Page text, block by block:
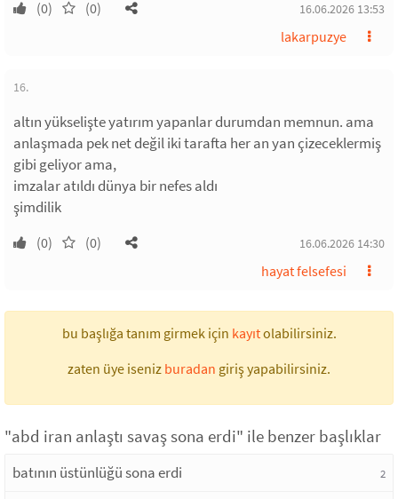
(0) (0) 16.06.2026 13:53
lakarpuzye
16.
altın yükselişte yatırım yapanlar durumdan memnun. ama
anlaşmada pek net değil iki tarafta her an yan çizeceklermiş
gibi geliyor ama,
imzalar atıldı dünya bir nefes aldı
şimdilik
(0) (0) 16.06.2026 14:30
hayat felsefesi
bu başlığa tanım girmek için kayıtolabilirsiniz.
zaten üye iseniz buradan giriş yapabilirsiniz.
"abd iran anlaştı savaş sona erdi" ile benzer başlıklar
batının üstünlüğü sona erdi 2